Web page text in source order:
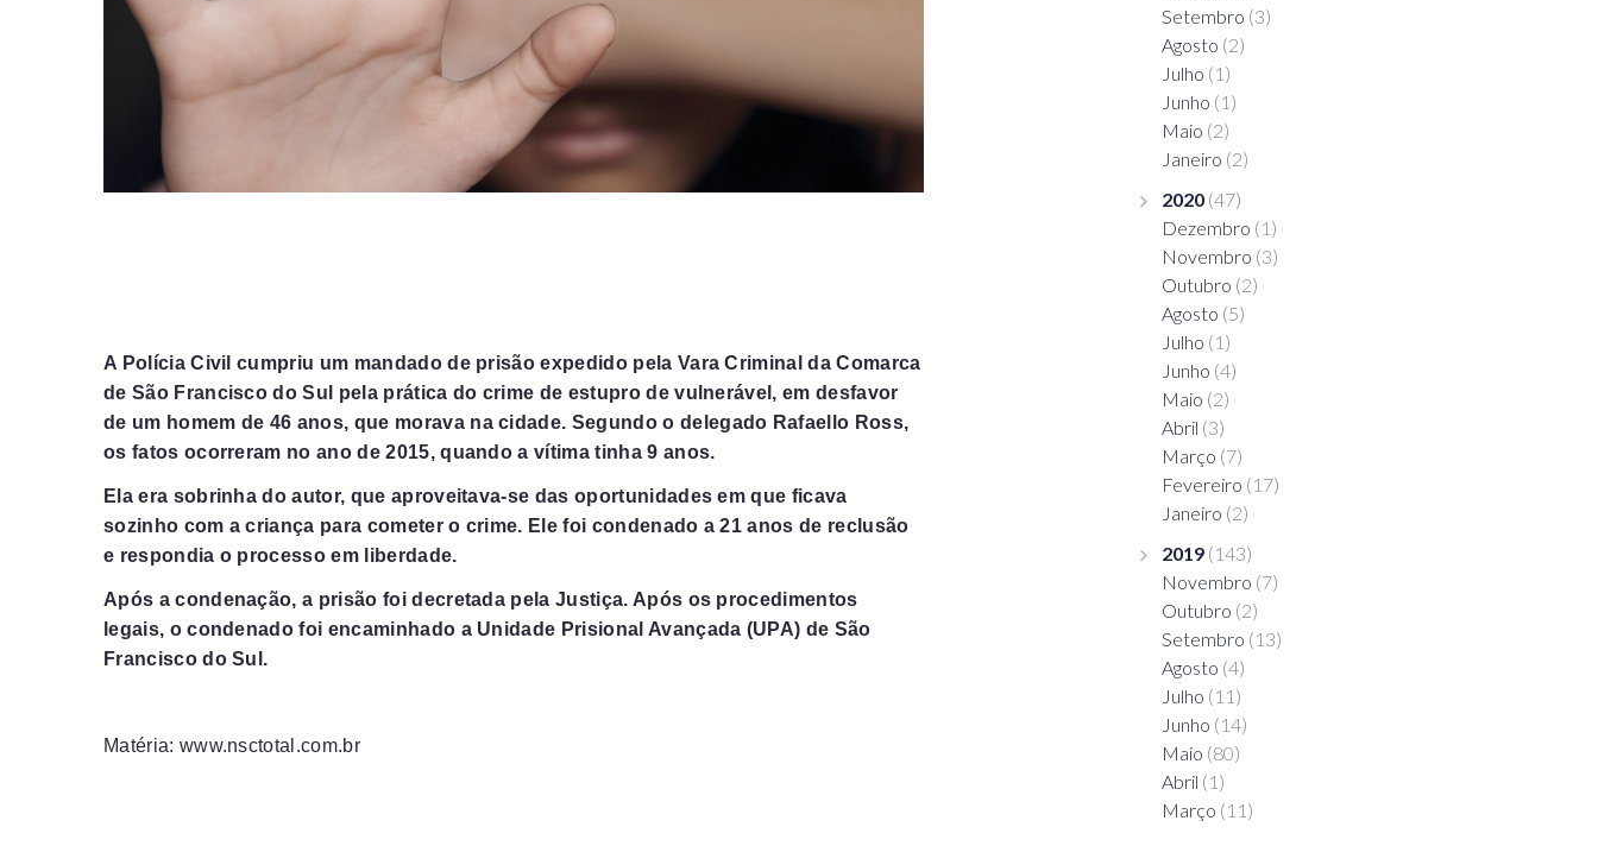
A Polícia Civil cumpriu um mandado de prisão expedido pela Vara Criminal da Comarca
de São Francisco do Sul pela prática do crime de estupro de vulnerável, em desfavor
de um homem de 46 anos, que morava na cidade. Segundo o delegado Rafaello Ross,
os fatos ocorreram no ano de 2015, quando a vítima tinha 9 anos.
Ela era sobrinha do autor, que aproveitava-se das oportunidades em que ficava
sozinho com a criança para cometer o crime. Ele foi condenado a 21 anos de reclusão
e respondia o processo em liberdade.
Após a condenação, a prisão foi decretada pela Justiça. Após os procedimentos
legais, o condenado foi encaminhado a Unidade Prisional Avançada (UPA) de São
Francisco do Sul.
Matéria: www.nsctotal.com.br
Setembro (3)
Agosto (2)
Julho (1)
Junho (1)
Maio (2)
Janeiro (2)
2020 (47)
Dezembro (1)
Novembro (3)
Outubro (2)
Agosto (5)
Julho (1)
Junho (4)
Maio (2)
Abril (3)
Março (7)
Fevereiro (17)
Janeiro (2)
2019 (143)
Novembro (7)
Outubro (2)
Setembro (13)
Agosto (4)
Julho (11)
Junho (14)
Maio (80)
Abril (1)
Março (11)